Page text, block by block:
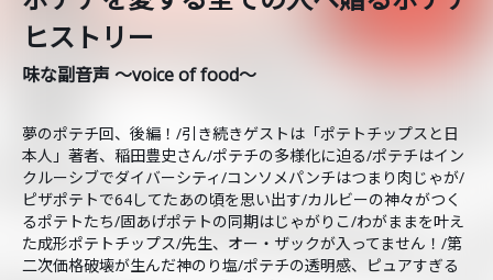
ヒストリー
味な副音声 ～voice of food～
夢のポテチ回、後編！/引き続きゲストは「ポテトチップスと日
本人」著者、稲田豊史さん/ポテチの多様化に迫る/ポテチはイン
クルーシブでダイバーシティ/コンソメパンチはつまり肉じゃが/
ピザポテトで64してたあの頃を思い出す/カルビーの神々がつく
るポテトたち/固あげポテトの同期はじゃがりこ/わがままを叶え
た成形ポテトチップス/先生、オー・ザックが入ってません！/第
二次価格破壊が生んだ神のり塩/ポテチの透明感、ピュアすぎる